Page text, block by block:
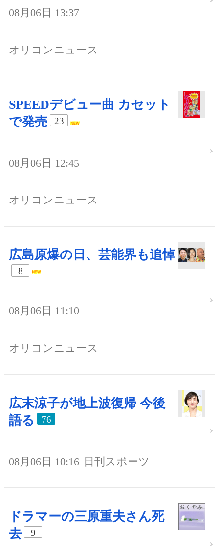
08月06日 13:37
オリコンニュース
SPEEDデビュー曲 カセット
で発売
23
08月06日 12:45
オリコンニュース
広島原爆の日、芸能界も追悼
8
08月06日 11:10
オリコンニュース
広末涼子が地上波復帰 今後
語る
76
08月06日 10:16 日刊スポーツ
ドラマーの三原重夫さん死
去
9